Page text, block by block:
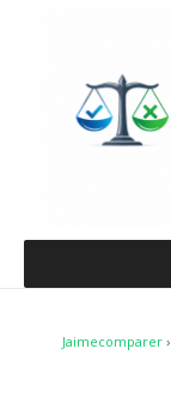
Jaimecomparer›